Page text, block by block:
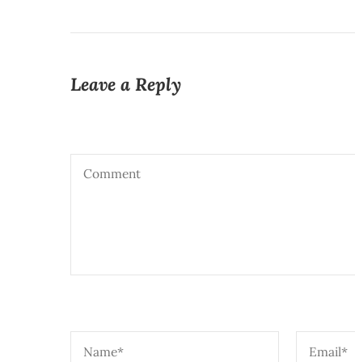
Leave a Reply